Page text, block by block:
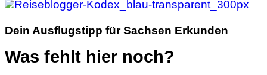
Dein Ausflugstipp für Sachsen Erkunden
Was fehlt hier noch?